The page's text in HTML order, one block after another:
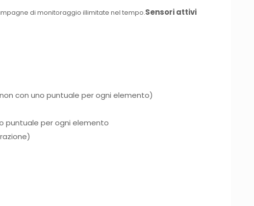
di monitoraggio illimitate nel tempo.Sensori attivi
con uno puntuale per ogni elemento)
puntuale per ogni elemento